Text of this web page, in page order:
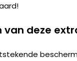
van deze